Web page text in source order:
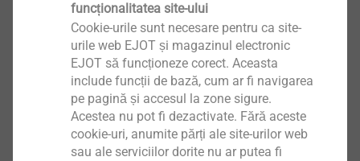
ejotherm®
Dibluri ETICS
Vizualizare produs
funcționalitatea site-ului
Cookie-urile sunt necesare pentru ca site-
urile web EJOT și magazinul electronic
EJOT să funcționeze corect. Aceasta
include funcții de bază, cum ar fi navigarea
pe pagină și accesul la zone sigure.
Acestea nu pot fi dezactivate. Fără aceste
cookie-uri, anumite părți ale site-urilor web
sau ale serviciilor dorite nu ar putea fi